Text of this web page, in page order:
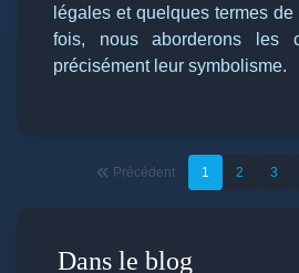
légales et quelques termes
fois, nous aborderons les
précisément leur symbolisme.
Précédent 1 2 3
Dans le blog